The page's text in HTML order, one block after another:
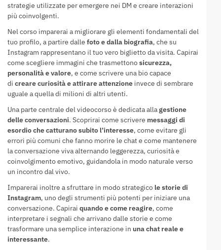
strategie utilizzate per emergere nei DM e creare interazioni
più coinvolgenti.
Nel corso imparerai a migliorare gli elementi fondamentali del
tuo profilo, a partire dalle foto e dalla biografia, che su
Instagram rappresentano il tuo vero biglietto da visita. Capirai
come scegliere immagini che trasmettonosicurezza,
personalità e valore, e come scrivere una bio capace
di creare curiosità e attirare attenzione invece di sembrare
uguale a quella di milioni di altri utenti.
Una parte centrale del videocorso è dedicata allagestione
delle conversazioni. Scoprirai come scrivere messaggi di
esordio che catturano subito l’interesse, come evitare gli
errori più comuni che fanno morire le chat e come mantenere
la conversazione viva alternando leggerezza, curiosità e
coinvolgimento emotivo, guidandola in modo naturale verso
un incontro dal vivo.
Imparerai inoltre a sfruttare in modo strategico le storie di
Instagram, uno degli strumenti più potenti per iniziare una
conversazione. Capirai quando e come reagire, come
interpretare i segnali che arrivano dalle storie e come
trasformare una semplice interazione in una chat reale e
interessante.